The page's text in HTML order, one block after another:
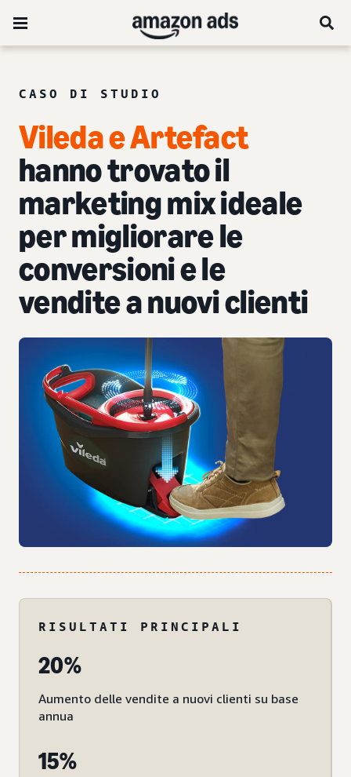
CASO DI STUDIO
Vileda e Artefact
hanno trovato il
marketing mix ideale
per migliorare le
conversioni e le
vendite a nuovi clienti
RISULTATI PRINCIPALI
20%
Aumento delle vendite a nuovi clienti su base
annua
15%